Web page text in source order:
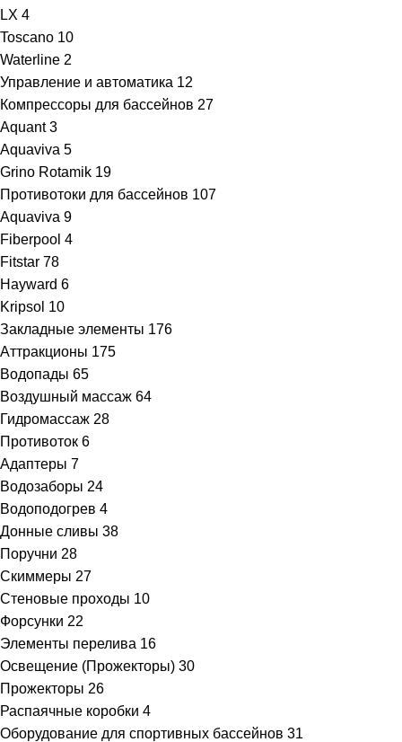
LX 4
Toscano 10
Waterline 2
Управление и автоматика 12
Компрессоры для бассейнов 27
Aquant 3
Aquaviva 5
Grino Rotamik 19
Противотоки для бассейнов 107
Aquaviva 9
Fiberpool 4
Fitstar 78
Hayward 6
Kripsol 10
Закладные элементы 176
Аттракционы 175
Водопады 65
Воздушный массаж 64
Гидромассаж 28
Противоток 6
Адаптеры 7
Водозаборы 24
Водоподогрев 4
Донные сливы 38
Поручни 28
Скиммеры 27
Стеновые проходы 10
Форсунки 22
Элементы перелива 16
Освещение (Прожекторы) 30
Прожекторы 26
Распаячные коробки 4
Оборудование для спортивных бассейнов 31